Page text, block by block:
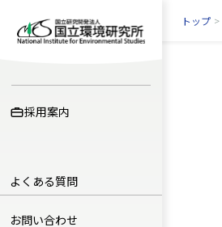
採用案内
よくある質問
お問い合わせ
トップ >